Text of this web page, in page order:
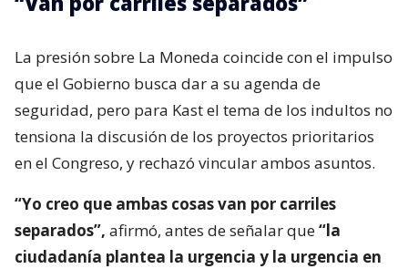
La presión sobre La Moneda coincide con el impulso
que el Gobierno busca dar a su agenda de
seguridad, pero para Kast el tema de los indultos no
tensiona la discusión de los proyectos prioritarios
en el Congreso, y rechazó vincular ambos asuntos.
“Yo creo que ambas cosas van por carriles
separados”, afirmó, antes de señalar que“la
ciudadanía plantea la urgencia y la urgencia en